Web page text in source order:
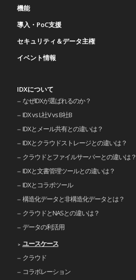
機能
導入・PoC支援
セキュリティ＆データ主権
イベント情報
IDXについて
なぜIDXが選ばれるのか？
IDX vs L社V vs B社B
IDXとメール共有との違いは？
IDXとクラウドストレージとの違いは？
クラウドとファイルサーバーとの違いは？
IDXと文書管理ツールとの違いは？
IDXとコラボツール
構造化データと非構造化データとは？
クラウドとNASとの違いは？
データの利活用
ユースケース
クラウド
コラボレーション